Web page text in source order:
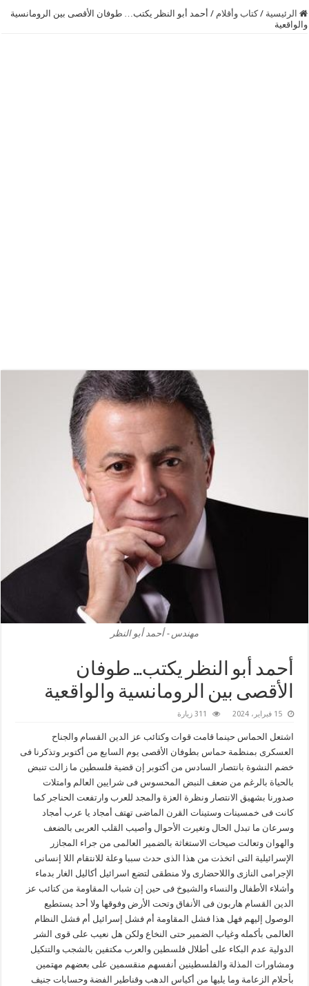
الرئيسية / كتاب وأقلام / أحمد أبو النظر يكتب… طوفان الأقصى بين الرومانسية
والواقعية
مهندس - أحمد أبو النظر
أحمد أبو النظر يكتب… طوفان
الأقصى بين الرومانسية والواقعية
15 فبراير، 2024 311 زيارة
اشتعل الحماس حينما قامت قوات وكتائب عز الدين القسام والجناح
العسكرى بمنظمة حماس بطوفان الأقصى يوم السابع من أكتوبر وتذكرنا فى
خضم النشوة بانتصار السادس من أكتوبر إن قضية فلسطين ما زالت تنبض
بالحياة بالرغم من ضعف النبض المحسوس فى شرايين العالم وامتلات
صدورنا بشهيق الانتصار ونظرة العزة والمجد للعرب وارتفعت الحناجر كما
كانت فى خمسينات وستينات القرن الماضى تهتف أمجاد يا عرب أمجاد
وسرعان ما تبدل الحال وتغيرت الأحوال وأصيب القلب العربى بالضعف
والهوان وتعالت صيحات الاستغاثة بالضمير العالمى من جراء المجازر
الإسرائيلية التى اتخذت من هذا الذى حدث سببا وعلة للانتقام اللا إنسانى
الإجرامى النازى واللاحضارى ولا منطقى لتضع اسرائيل أكاليل الغار بدماء
وأشلاء الأطفال والنساء والشيوخ فى حين إن شباب المقاومة من كتائب عز
الدين القسام هاربون فى الأنفاق وتحت الأرض وفوقها ولا أحد يستطيع
الوصول إليهم فهل هذا فشل المقاومة أم فشل إسرائيل أم فشل النظام
العالمى بأكمله وغياب الضمير حتى النخاع ولكن هل نعيب على قوى الشر
الدولية عدم البكاء على أطلال فلسطين والعرب مكتفين بالشجب والتنكيل
ومشاورات المذلة والفلسطينين أنفسهم منقسمين على بعضهم مهتمين
بأحلام الزعامة وما يليها من أكياس الدهب وقناطير الفضة وحسابات جنيف